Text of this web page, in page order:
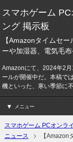
スマホゲーム
ング 掲示板
【Amazonタイムセ
ーや加湿器、電気毛
Amazonにて、2024年2
ールが開催中だ。本稿で
機といった、寒い季節に
メニュー
スマホゲーム PCオンラ
ニュース
【Amazon